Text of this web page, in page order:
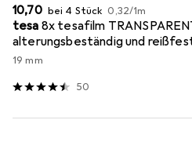
EUR
10,70 bei 4 Stück EUR
0,32/1m
tesa 8x tesafilm
alterungsbeständig und
19 mm
50